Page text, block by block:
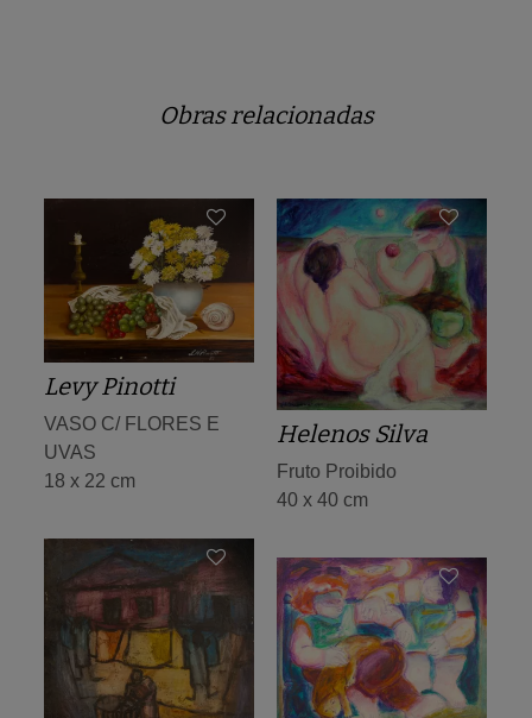
Obras relacionadas
Levy Pinotti
VASO C/ FLORES E
UVAS
18 x 22 cm
Helenos Silva
Fruto Proibido
40 x 40 cm